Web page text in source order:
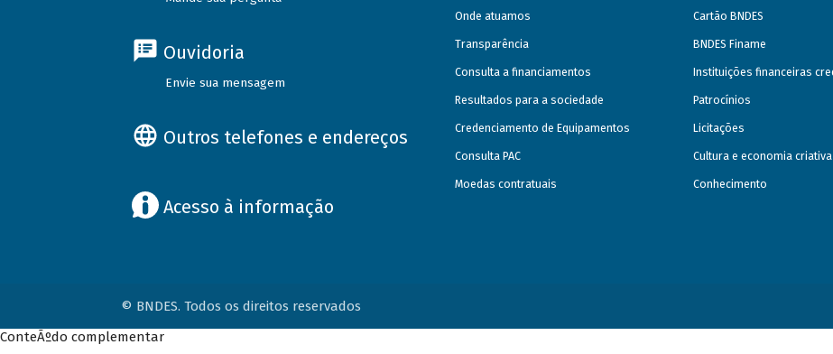
Ouvidoria
Envie sua mensagem
Outros telefones e endereços
Acesso à informação
Onde atuamos
Transparência
Consulta a financiamentos
Resultados para a sociedade
Credenciamento de Equipamentos
Consulta PAC
Moedas contratuais
Cartão BNDES
BNDES Finame
Instituições financeiras
Patrocínios
Licitações
Cultura e economia criativa
Conhecimento
© BNDES. Todos os direitos reservados
ConteÃºdo complementar